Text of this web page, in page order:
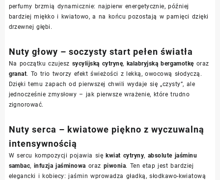
perfumy brzmią dynamicznie: najpierw energetycznie, później
bardziej miękko i kwiatowo, a na końcu pozostają w pamięci dzięki
drzewnej głębi.
Nuty głowy – soczysty start pełen światła
Na początku czujesz sycylijską cytrynę, kalabryjską bergamotkęoraz
granat. To trio tworzy efekt świeżości z lekką, owocową słodyczą.
Dzięki temu zapach od pierwszej chwili wydaje się „czysty”, ale
jednocześnie zmysłowy – jak pierwsze wrażenie, które trudno
zignorować.
Nuty serca – kwiatowe piękno z wyczuwalną
intensywnością
W sercu kompozycji pojawia siękwiat cytryny, absolute jaśminu
sambac, infuzja jaśminowa oraz piwonia. Ten etap jest bardziej
elegancki i kobiecy: jaśmin wprowadza gładką, słodkawo-kwiatową